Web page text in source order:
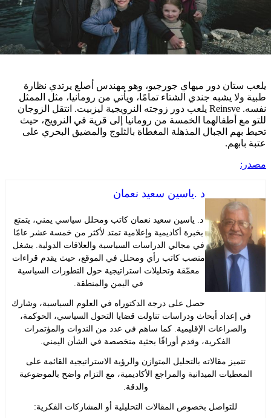
دور ميهاي جورجيو، وهو مهندس أصلع يرتدي نظارة
يشبه جندي الشتاء تمامًا، ويأتي من رومانيا، مثل الممثل
نفسه. Reinsve يلعب دور زوجته النرويجية ليزبيت. انتقل الزوجان
أطفالهما الخمسة من رومانيا إلى قرية في النرويج، حيث
الجبال المذهلة المغطاة بالثلوج والمضيق البحري على
د .ياسين سعيد نعمان
د. ياسين سعيد نعمان كاتب ومحلل سياسي يمني، يتمتع
بخبرة أكاديمية وإعلامية تمتد لأكثر من خمسة عشر عامًا
في مجالي الدراسات السياسية والعلاقات الدولية. يشغل
منصب كاتب رأي ومحلل في الموقع، حيث يقدم قراءات
معمّقة وتحليلات استراتيجية حول التطورات السياسية
في اليمن والمنطقة.
حصل على درجة الدكتوراه في العلوم السياسية، وشارك
أبحاث ودراسات تناولت قضايا التحول السياسي، الحوكمة،
الإقليمية. كما ساهم في عدد من الندوات والمؤتمرات
الفكرية، وقدم أوراقًا بحثية متخصصة في الشأن اليمني.
مقالاته بالتحليل المتوازن والرؤية الاستراتيجية القائمة على
الميدانية والمراجع الأكاديمية، مع التزام واضح بالموضوعية
للتواصل بخصوص المقالات التحليلية أو المشاركات الفكرية: